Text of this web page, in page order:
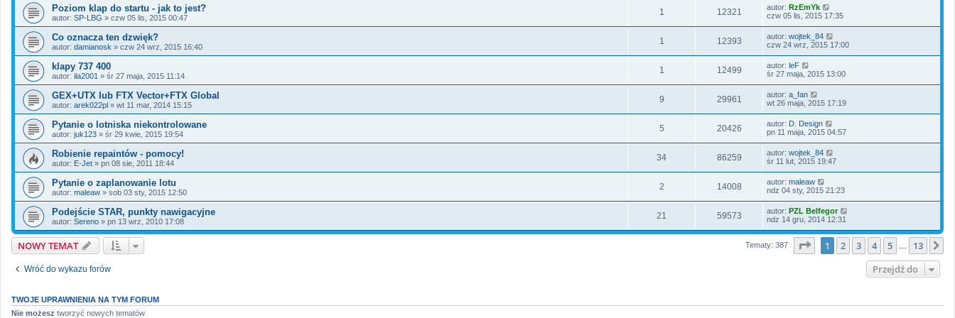
Poziom klap do startu - jak to jest?
autor: SP-LBG » czw 05 lis, 2015 00:47
1 12321 autor: RzEmYk
czw 05 lis, 2015 17:35
Co oznacza ten dzwięk?
autor: damianosk » czw 24 wrz, 2015 16:40
1 12393 autor: wojtek_84
czw 24 wrz, 2015 17:00
klapy 737 400
autor: ila2001 » śr 27 maja, 2015 11:14
1 12499 autor: leF
śr 27 maja, 2015 13:00
GEX+UTX lub FTX Vector+FTX Global
autor: arek022pl » wt 11 mar, 2014 15:15
9 29961 autor: a_fan
wt 26 maja, 2015 17:19
Pytanie o lotniska niekontrolowane
autor: juk123 » śr 29 kwie, 2015 19:54
5 20426 autor: D. Design
pn 11 maja, 2015 04:57
Robienie repaintów - pomocy!
autor: E-Jet » pn 08 sie, 2011 18:44
34 86259 autor: wojtek_84
śr 11 lut, 2015 19:47
Pytanie o zaplanowanie lotu
autor: maleaw » sob 03 sty, 2015 12:50
2 14008 autor: maleaw
ndz 04 sty, 2015 21:23
Podejście STAR, punkty nawigacyjne
autor: Sereno » pn 13 wrz, 2010 17:08
21 59573 autor: PZL Belfegor
ndz 14 gru, 2014 12:31
NOWY TEMAT Tematy: 387 Strona1 z13
1 2 3 4 5 13
Wróć do wykazu forów Przejdź do
TWOJE UPRAWNIENIA NA TYM FORUM
Nie możesz tworzyć nowych tematów